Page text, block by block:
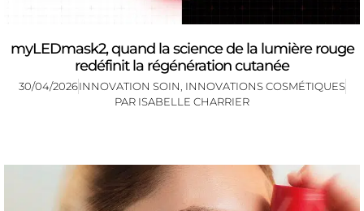
myLEDmask2, quand la science de la lumière rouge
redéfinit la régénération cutanée
30/04/2026INNOVATION SOIN INNOVATIONS COSMÉTIQUES
PAR ISABELLE CHARRIER